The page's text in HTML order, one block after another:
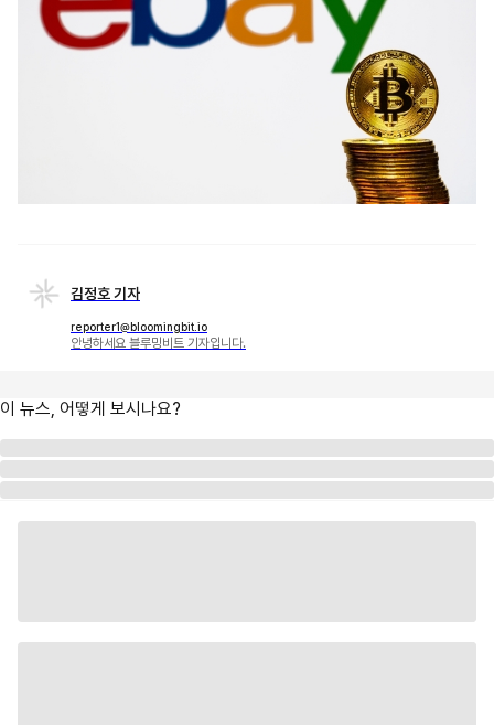
김정호 기자
reporter1@bloomingbit.io
안녕하세요 블루밍비트 기자입니다.
이 뉴스, 어떻게 보시나요?